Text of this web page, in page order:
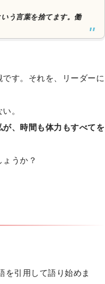
う言葉を捨てます。働
す。それを、リーダーに
。
が、時間も体力もすべてを
うか？
を引用して語り始めま